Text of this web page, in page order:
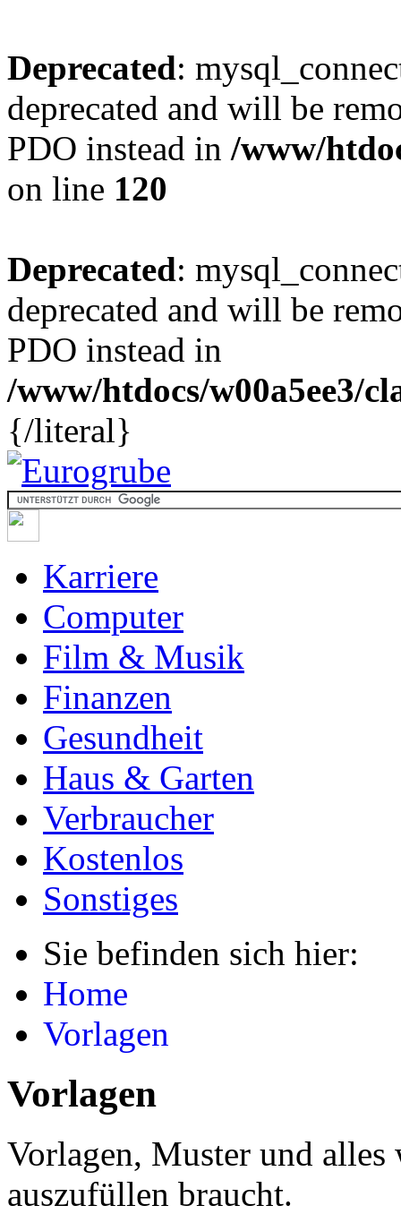
Deprecated:
deprecated and will be
PDO instead in /www/
on line 120
Deprecated:
deprecated and will be
PDO instead in
/www/htdocs/w00a5ee3/
{/literal}
Karriere
Computer
Film & Musik
Finanzen
Gesundheit
Haus & Garten
Verbraucher
Kostenlos
Sonstiges
Sie befinden sich hier:
Home
Vorlagen
Vorlagen
Vorlagen, Muster und alles
auszufüllen braucht.